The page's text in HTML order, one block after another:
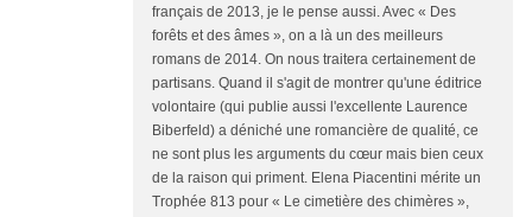
français de 2013, je le pense aussi. Avec « Des
forêts et des âmes », on a là un des meilleurs
romans de 2014. On nous traitera certainement de
partisans. Quand il s'agit de montrer qu'une éditrice
volontaire (qui publie aussi l'excellente Laurence
Biberfeld) a déniché une romancière de qualité, ce
ne sont plus les arguments du cœur mais bien ceux
de la raison qui priment. Elena Piacentini mérite un
Trophée 813 pour « Le cimetière des chimères »,